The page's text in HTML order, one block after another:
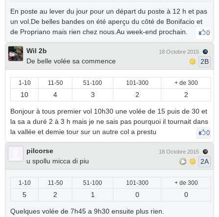
En poste au lever du jour pour un départ du poste à 12 h et pas
un vol.De belles bandes on été aperçu du côté de Bonifacio et
de Propriano mais rien chez nous.Au week-end prochain.
0
Wil 2b
De belle volée sa commence
18 Octobre 2015
2B
1-10 11-50 51-100 101-300 + de 300
10 4 3 2 2
Bonjour à tous premier vol 10h30 une volée de 15 puis de 30 et
la sa a duré 2 à 3 h mais je ne sais pas pourquoi il tournait dans
la vallée et demie tour sur un autre col a prestu
0
pilcorse
u spollu micca di piu
18 Octobre 2015
2A
1-10 11-50 51-100 101-300 + de 300
5 2 1 0 0
Quelques volée de 7h45 a 9h30 ensuite plus rien.